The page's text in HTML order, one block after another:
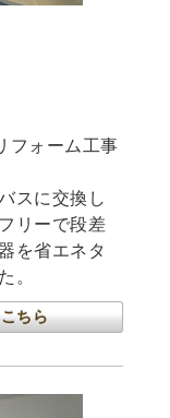
フォーム工事
スに交換し
リーで段差
を省エネタ
。
ちら